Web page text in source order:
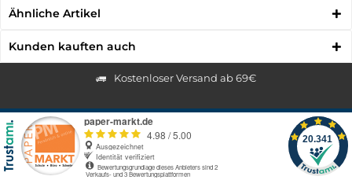
Ähnliche Artikel
Kunden kauften auch
Kostenloser Versand ab 69€